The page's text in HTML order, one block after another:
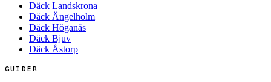
Däck Landskrona
Däck Ängelholm
Däck Höganäs
Däck Bjuv
Däck Åstorp
GUIDER